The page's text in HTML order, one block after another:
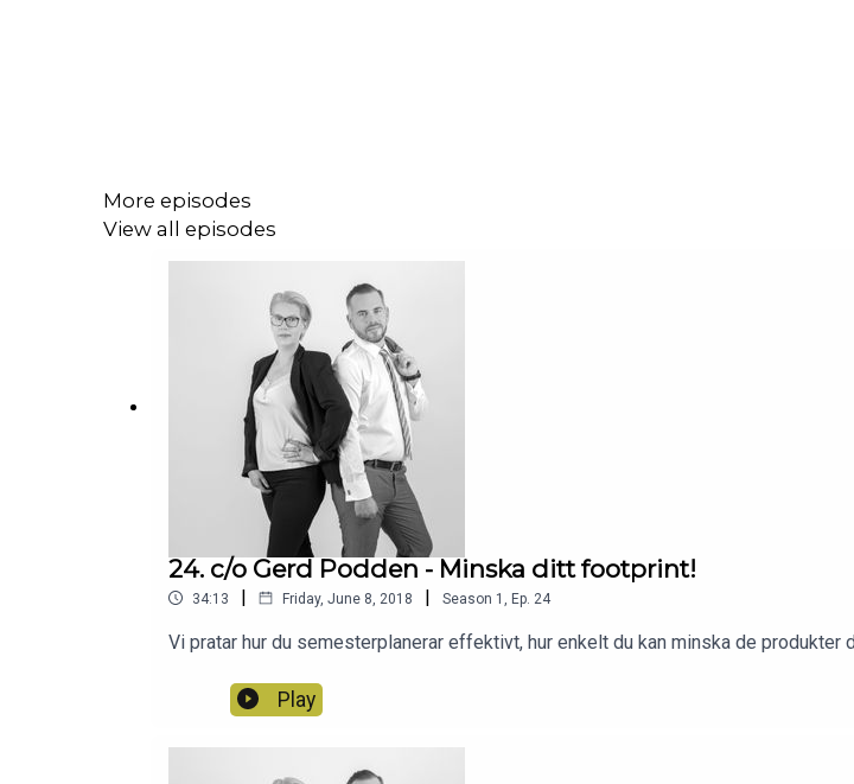
More episodes
View all episodes
24. c/o Gerd Podden - Minska ditt footprint!
34:13 | Friday, June 8, 2018 | Season 1 Ep. 24
Vi pratar hur du semesterplanerar effektivt, hur enkelt du kan minska de
Play